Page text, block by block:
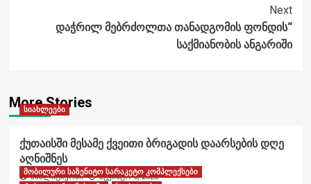
Next
დაჭრილ მებრძოლთა თანადგომის ფონდის“
საქმიანობის ანგარიში
More Stories
სიახლეები
ქუთაისში მესამე ქვეითი ბრიგადის დაარსების დღე
აღნიშნეს
ანალიტიკოსი აგვისტო 6, 2026
მობილური საზენიტო სარაკეტო კომპლექსები